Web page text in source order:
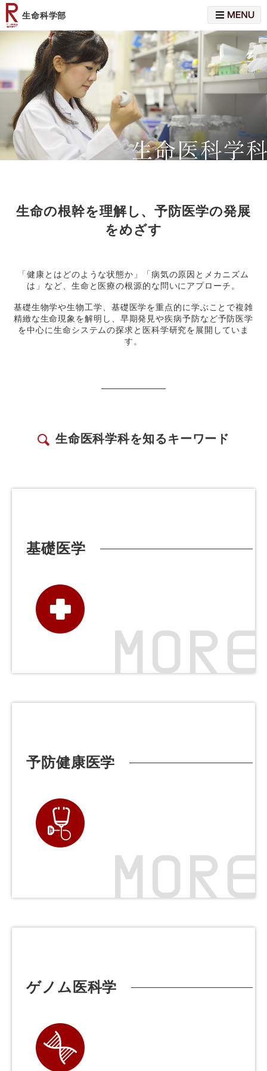
生命科学部
MENU
生命の根幹を理解し、予防医学の発展
をめざす
「健康とはどのような状態か」「病気の原因とメカニズム
は」など、 生命と医療の根源的な問いにアプローチ。
基礎生物学や生物工学、基礎医学を重点的に学ぶことで複雑
精緻な生命現象を解明し、 早期発見や疾病予防など予防医学
を中心に生命システムの探求と医科学研究を展開していま
す。
生命医科学科を知るキーワード
基礎医学
予防健康医学
ゲノム医科学